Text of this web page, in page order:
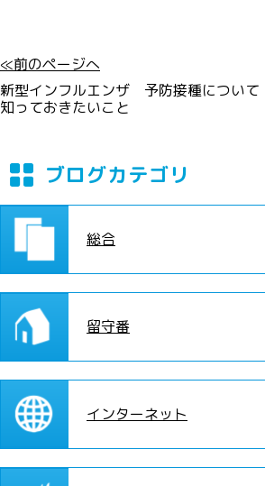
≪前のページへ
新型インフルエンザ 予防接種について
知っておきたいこと
ブログカテゴリ
総合
留守番
インターネット